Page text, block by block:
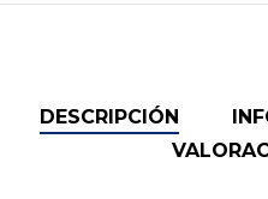
DESCRIPCIÓN